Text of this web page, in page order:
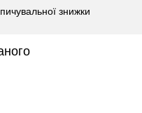
знижки